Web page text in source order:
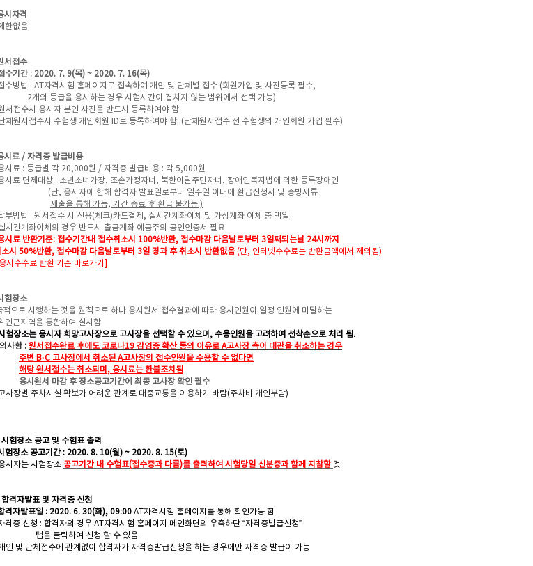
시자격
한없음
서접수
수기간 : 2020. 7. 9(목) ~ 2020. 7. 16(목)
수방법 : AT자격시험 홈페이지로 접속하여 개인 및 단체별 접수 (회원가입 및 사진등록 필수,
의 등급을 응시하는 경우 시험시간이 겹치지 않는 범위에서 선택 가능)
서접수시 응시자 본인 사진을 반드시 등록하여야 함.
체원서접수시 수험생 개인회원 ID로 등록하여야 함. (단체원서접수 전 수험생의 개인회원 가입 필수)
시료 / 자격증 발급비용
시료 : 등급별 각 20,000원 / 자격증 발급비용 : 각 5,000원
시료 면제대상 : 소년소녀가장, 조손가정자녀, 북한이탈주민자녀, 장애인복지법에 의한 등록장애인
(단, 응시자에 한해 합격자 발표일로부터 일주일 이내에 환급신청서 및 증빙서류
제출을 통해 가능, 기간 종료 후 환급 불가능.)
부방법 : 원서접수 시 신용(체크)카드결제, 실시간계좌이체 및 가상계좌 이체 중 택일
시간계좌이체의 경우 반드시 출금계좌 예금주의 공인인증서 필요
시료 반환기준: 접수기간내 접수취소시 100%반환, 접수마감 다음날로부터 3일째되는날 24시까지
시 50%반환, 접수마감 다음날로부터 3일 경과 후 취소시 반환없음(단, 인터넷수수료는 반환금액에서 제외됨)
[응시수수료 반환 기준 바로가기]
험장소
적으로 시행하는 것을 원칙으로 하나 응시원서 접수결과에 따라 응시인원이 일정 인원에 미달하는
인근지역을 통합하여 실시함
험장소는 응시자 희망고사장으로 고사장을 선택할 수 있으며, 수용인원을 고려하여 선착순으로 처리 됨.
사항 : 원서접수완료 후에도 코로나19 감염증 확산 등의 이유로 A고사장 측이 대관을 취소하는 경우
주변 B·C 고사장에서 취소된 A고사장의 접수인원을 수용할 수 없다면
해당 원서접수는 취소되며, 응시료는 환불조치됨
원서 마감 후 장소공고기간에 최종 고사장 확인 필수
사장별 주차시설 확보가 어려운 관계로 대중교통을 이용하기 바람(주차비 개인부담)
험장소 공고 및 수험표 출력
험장소 공고기간 : 2020. 8. 10(월) ~ 2020. 8. 15(토)
시자는 시험장소 공고기간 내 수험표(접수증과 다름)를 출력하여 시험당일 신분증과 함께 지참할 것
격자발표 및 자격증 신청
격자발표일 : 2020. 6. 30(화), 09:00 AT자격시험 홈페이지를 통해 확인가능 함
격증 신청 : 합격자의 경우 AT자격시험 홈페이지 메인화면의 우측하단 “자격증발급신청”
을 클릭하여 신청 할 수 있음
인 및 단체접수에 관계없이 합격자가 자격증발급신청을 하는 경우에만 자격증 발급이 가능